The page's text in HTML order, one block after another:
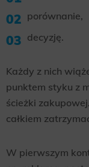
porównanie,
decyzję.
Każdy z nich
punktem styku z
ścieżki
całkiem
W pierwszym